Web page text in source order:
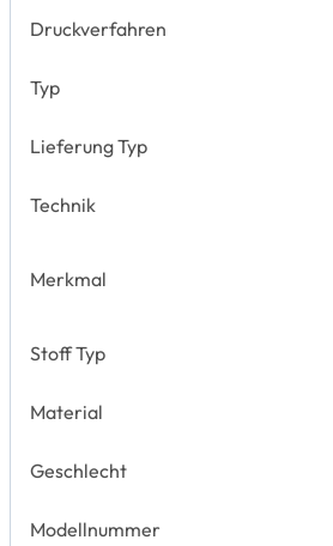
Druckverfahren
Typ
Lieferung Typ
Technik
Merkmal
Stoff Typ
Material
Geschlecht
Modellnummer